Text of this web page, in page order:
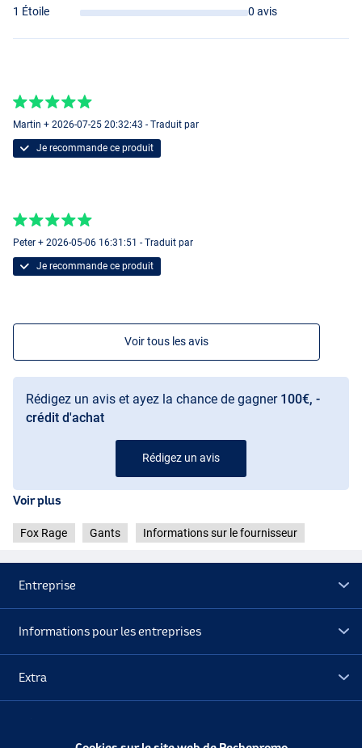
1 Étoile
0 avis
Martin + 2026-07-25 20:32:43 - Traduit par
Je recommande ce produit
Peter + 2026-05-06 16:31:51 - Traduit par
Je recommande ce produit
Voir tous les avis
Rédigez un avis et ayez la chance de gagner 100€, -
crédit d'achat
Rédigez un avis
Voir plus
Fox Rage Gants Informations sur le fournisseur
Entreprise
Informations pour les entreprises
Extra